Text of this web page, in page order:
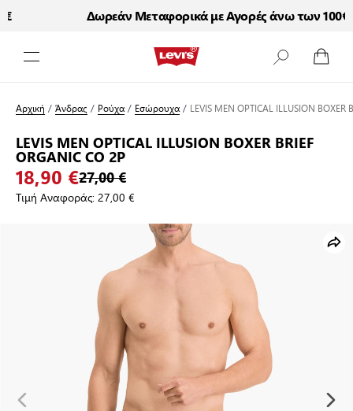
Δωρεάν Μεταφορικά με Αγορές άνω των 100€
Αρχική /Άνδρας / Ρούχα/ Εσώρουχα/ LEVIS MEN OPTICAL ILLUSION BOXER
LEVIS MEN OPTICAL ILLUSION BOXER BRIEF
ORGANIC CO 2P
18,90 €27,00 €
Τιμή Αναφοράς:27,00 €